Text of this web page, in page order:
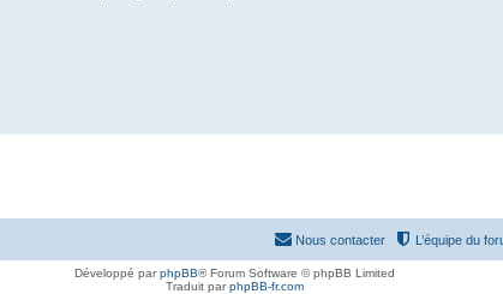
L’équipe du
Nous contacter
Développé parphpBB® Forum Software © phpBB Limited
Traduit parphpBB-fr.com